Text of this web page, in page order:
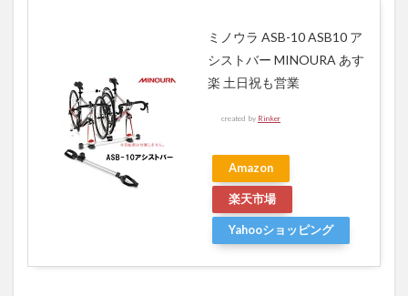
ミノウラ ASB-10 ASB10 ア
シストバー MINOURA あす
楽 土日祝も営業
created by Rinker
Amazon
楽天市場
Yahooショッピング